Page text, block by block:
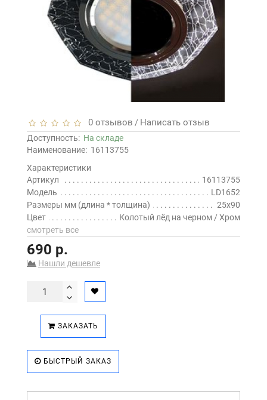
0 отзывов / Написать отзыв
Доступность: На складе
Наименование: 16113755
Характеристики
Артикул
16113755
Модель
LD1652
Размеры мм (длина * толщина)
25x90
Цвет
Колотый лёд на черном / Хром
смотреть все
690 р.
Нашли дешевле
ЗАКАЗАТЬ
БЫСТРЫЙ ЗАКАЗ